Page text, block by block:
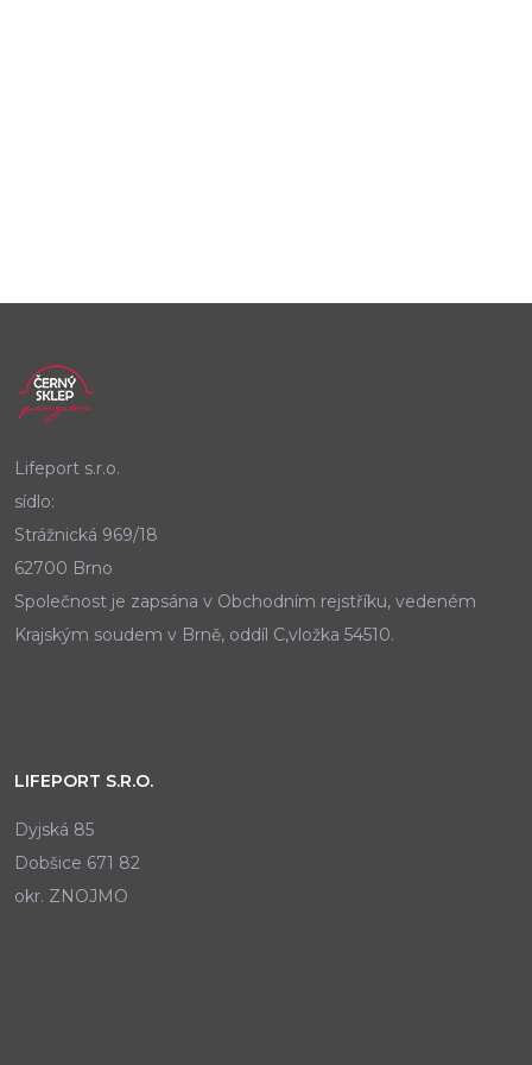
Lifeport s.r.o.
sídlo:
Strážnická 969/18
62700 Brno
Společnost je zapsána v Obchodním rejstříku, vedeném
Krajským soudem v Brně, oddíl C,vložka 54510.
LIFEPORT S.R.O.
Dyjská 85
Dobšice 671 82
okr. ZNOJMO